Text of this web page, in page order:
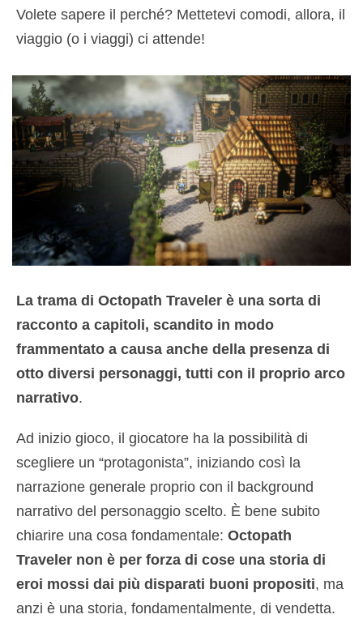
Volete sapere il perché? Mettetevi comodi, allora, il
viaggio (o i viaggi) ci attende!
La trama di Octopath Traveler è una sorta di
racconto a capitoli, scandito in modo
frammentato a causa anche della presenza di
otto diversi personaggi, tutti con il proprio arco
narrativo.
Ad inizio gioco, il giocatore ha la possibilità di
scegliere un “protagonista”, iniziando così la
narrazione generale proprio con il background
narrativo del personaggio scelto. È bene subito
chiarire una cosa fondamentale: Octopath
Traveler non è per forza di cose una storia di
eroi mossi dai più disparati buoni propositi, ma
anzi è una storia, fondamentalmente, di vendetta.